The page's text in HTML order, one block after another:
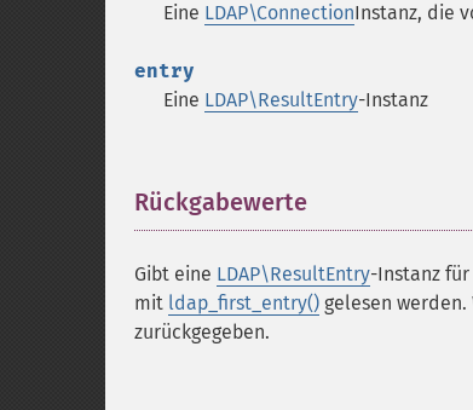
Eine LDAP\ConnectionInstanz, die
entry
Eine LDAP\ResultEntry-Instanz
Rückgabewerte
Gibt eine LDAP\ResultEntry-Instanz für
mit ldap_first_entry() gelesen werden.
zurückgegeben.